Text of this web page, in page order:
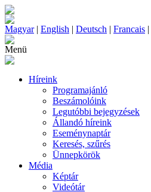
Magyar| English | Deutsch | Francais |
Menü
Híreink
Programajánló
Beszámolóink
Legutóbbi bejegyzések
Állandó híreink
Eseménynaptár
Keresés, szűrés
Ünnepkörök
Média
Képtár
Videótár